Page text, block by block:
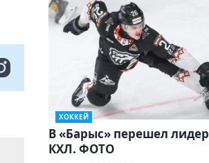
ХОККЕЙ
В «Барыс» перешел лидер
КХЛ. ФОТО